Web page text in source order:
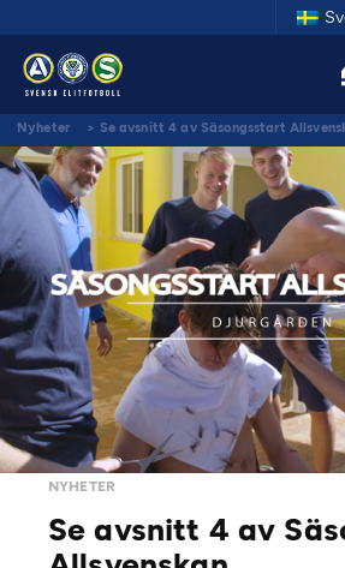
Nyheter > Se avsnitt 4 av Säsongsstart
NYHETER
Se avsnitt 4 av